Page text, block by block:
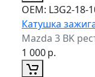
ОЕМ: L3G2-18-
Катушка
Mazda 3 BK
1 000р.